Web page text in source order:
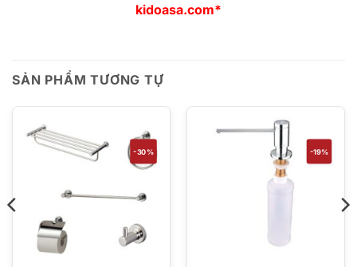
kidoasa.com*
SẢN PHẨM TƯƠNG TỰ
-30% -19%